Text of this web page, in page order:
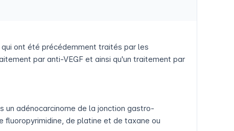
ont été précédemment traités par les
par anti-VEGF et ainsi qu'un traitement par
adénocarcinome de la jonction gastro-
de platine et de taxane ou